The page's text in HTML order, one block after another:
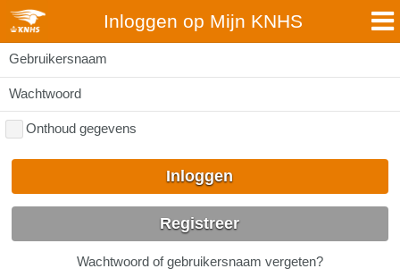
Inloggen op Mijn KNHS
Gebruikersnaam
Wachtwoord
Onthoud gegevens
Inloggen
Registreer
Wachtwoord of gebruikersnaam vergeten?